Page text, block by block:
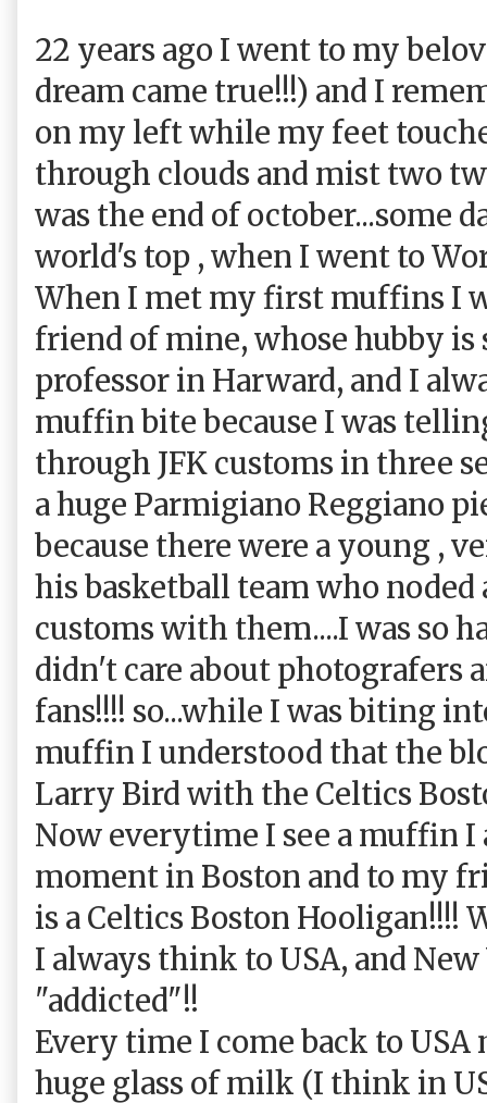
22 years ago I went to my
dream came true!!!) and I
on my left while my feet
through clouds and mist two
was the end of october...some
world's top , when I went to
When I met my first muffins I
friend of mine, whose hubby
professor in Harward, and I
muffin bite because I was
through JFK customs in three
a huge Parmigiano Reggiano
because there were a young ,
his basketball team who
customs with them....I was so
didn't care about photografers
fans!!!! so...while I was biting
muffin I understood that the
Larry Bird with the Celtics
Now everytime I see a muffin
moment in Boston and to my
is a Celtics Boston Hooligan!!!!
I always think to USA, and New
"addicted"!!
Every time I come back to
huge glass of milk (I think in